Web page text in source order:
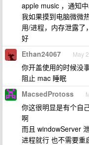
apple music ，通知
我如果摸到电脑微微
用/进程，内存泄露了
好
Ethan24067 May
你开盖使用的时候没
阻止 mac 睡眠
MacsedProtoss
你这很明显是有个自
啊
而且 windowServer
进程就行 也不需要重